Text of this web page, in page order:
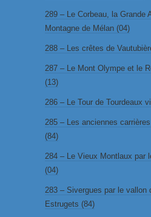
289 – Le Corbeau, la Grande
Montagne de Mélan (04)
288 – Les crêtes de
287 – Le Mont Olympe et le
(13)
286 – Le Tour de Tourdeaux
285 – Les anciennes carrières
(84)
284 – Le Vieux Montlaux par
(04)
283 – Sivergues par le vallon
Estrugets (84)